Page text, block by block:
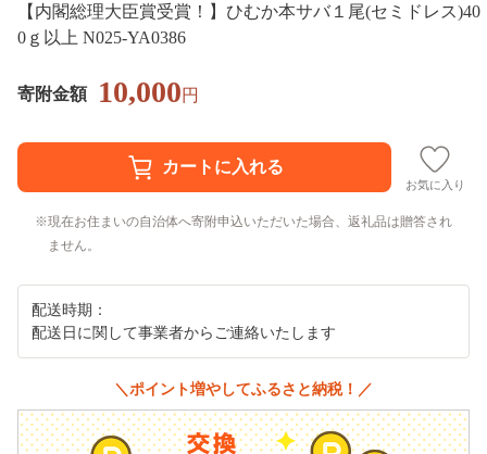
【内閣総理大臣賞受賞！】ひむか本サバ１尾(セミドレス)40
0ｇ以上 N025-YA0386
寄附金額 10,000円
お気に入り
現在お住まいの自治体へ寄附申込いただいた場合、返礼品は贈答され
ません。
配送時期：
配送日に関して事業者からご連絡いたします
＼ポイント増やしてふるさと納税！／